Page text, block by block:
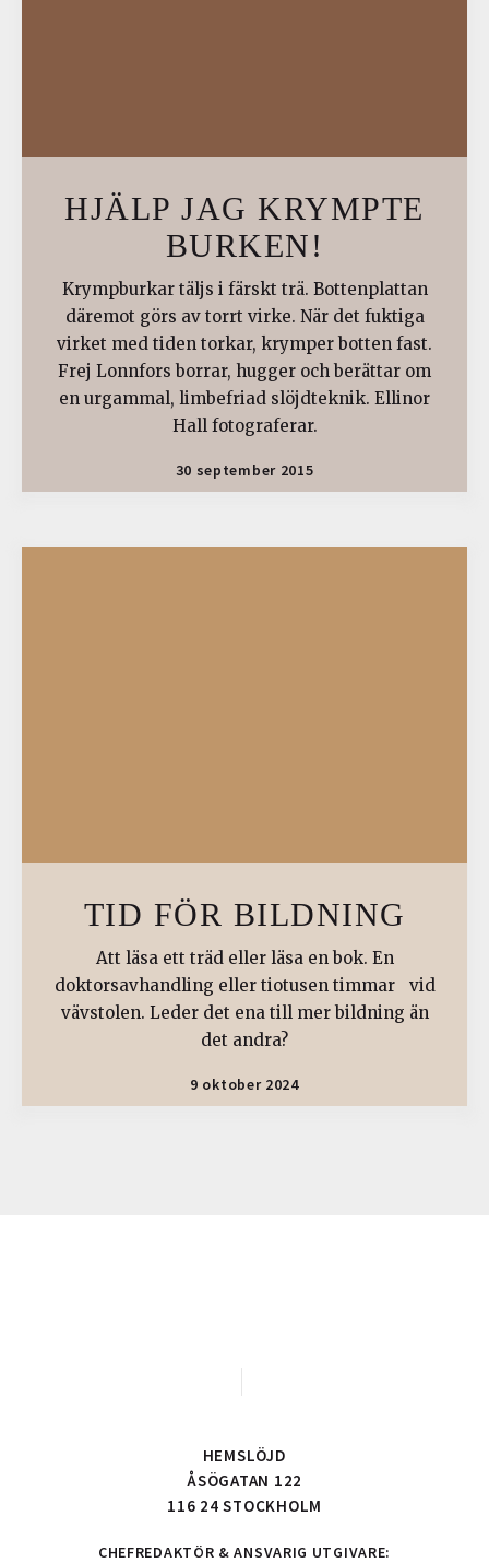
HJÄLP JAG KRYMPTE
BURKEN!
Krympburkar täljs i färskt trä. Bottenplattan
däremot görs av torrt virke. När det fuktiga
virket med tiden torkar, krymper botten fast.
Frej Lonnfors borrar, hugger och berättar om
en urgammal, limbefriad slöjdteknik. Ellinor
Hall fotograferar.
30 september 2015
TID FÖR BILDNING
Att läsa ett träd eller läsa en bok. En
doktorsavhandling eller tiotusen timmar vid
vävstolen. Leder det ena till mer bildning än
det andra?
9 oktober 2024
HEMSLÖJD
ÅSÖGATAN 122
116 24 STOCKHOLM
CHEFREDAKTÖR & ANSVARIG UTGIVARE: